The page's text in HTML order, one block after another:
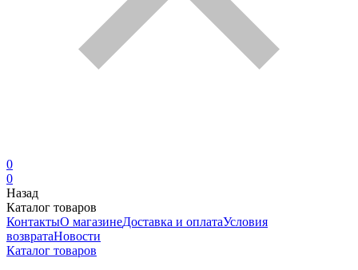
0
0
Назад
Каталог товаров
КонтактыО магазинеДоставка и оплатаУсловия
возвратаНовости
Каталог товаров